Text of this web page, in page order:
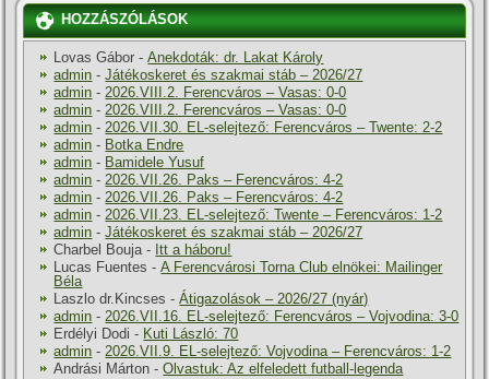
HOZZÁSZÓLÁSOK
Lovas Gábor -Anekdoták: dr. Lakat Károly
admin -Játékoskeret és szakmai stáb – 2026/27
admin -2026.VIII.2. Ferencváros – Vasas: 0-0
admin -2026.VIII.2. Ferencváros – Vasas: 0-0
admin -2026.VII.30. EL-selejtező: Ferencváros – Twente: 2-2
admin - Botka Endre
admin - Bamidele Yusuf
admin -2026.VII.26. Paks – Ferencváros: 4-2
admin -2026.VII.26. Paks – Ferencváros: 4-2
admin -2026.VII.23. EL-selejtező: Twente – Ferencváros: 1-2
admin -Játékoskeret és szakmai stáb – 2026/27
Charbel Bouja- Itt a háboru!
Lucas Fuentes -A Ferencvárosi Torna Club elnökei: Mailinger
Béla
Laszlo dr.Kincses -Átigazolások – 2026/27 (nyár)
admin -2026.VII.16. EL-selejtező: Ferencváros – Vojvodina: 3-0
Erdélyi Dodi - Kuti László: 70
admin -2026.VII.9. EL-selejtező: Vojvodina – Ferencváros: 1-2
Andrási Márton -Olvastuk: Az elfeledett futball-legenda